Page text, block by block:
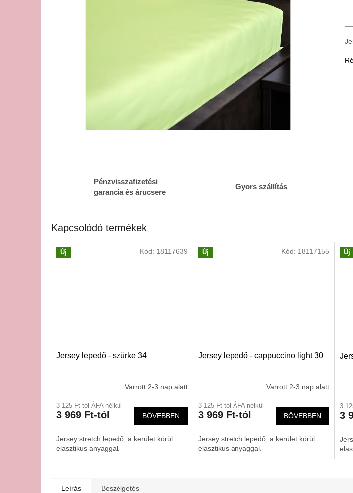
Pénzvisszafizetési
garancia és árucsere
Gyors szállítás
Kapcsolódó termékek
Új
Jersey lepedő - szürke 34
Varrott 2-3 nap alatt
3 125 Ft-tól ÁFA nélkül
3 969 Ft-tól BŐVEBBEN
Jersey stretch lepedő, a kerület körül
elasztikus anyaggal.
Kód: 18117639 Új
Jersey lepedő - cappuccino light 30
Varrott 2-3 nap alatt
3 125 Ft-tól ÁFA nélkül
3 969 Ft-tól BŐVEBBEN
Jersey stretch lepedő, a kerület körül
elasztikus anyaggal.
Kód: 18117155 Új
3
3
Leírás Beszélgetés